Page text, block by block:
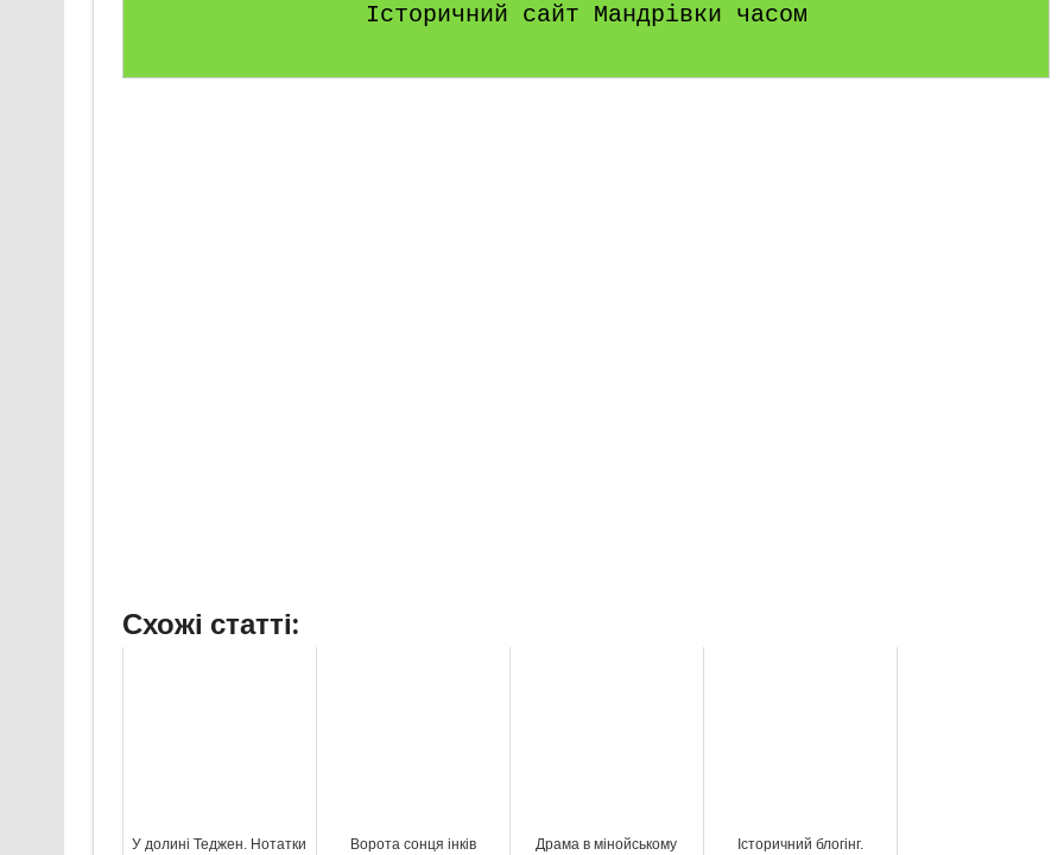
Історичний сайт Мандрівки часом
Схожі статті:
У долині Теджен. Нотатки
Ворота сонця інків
Драма в мінойському
Історичний блогінг.